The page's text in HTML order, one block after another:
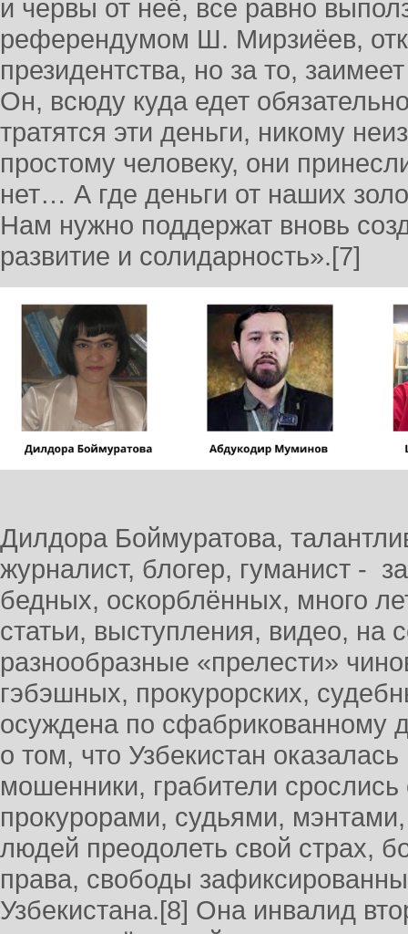
и червы от неё, все равно
референдумом Ш. Мирзиёев,
президентства, но за то,
Он, всюду куда едет
тратятся эти деньги, никому
простому человеку, они
нет… А где деньги от наших
Нам нужно поддержат вновь
развитие и солидарность».[7]
Дилдора Боймуратова,
журналист, блогер, гуманист -
бедных, оскорблённых, много
статьи, выступления, видео, на
разнообразные «прелести»
гэбэшных, прокурорских,
осуждена по сфабрикованному
о том, что Узбекистан
мошенники, грабители
прокурорами, судьями,
людей преодолеть свой страх,
права, свободы
Узбекистана.[8] Она инвалид